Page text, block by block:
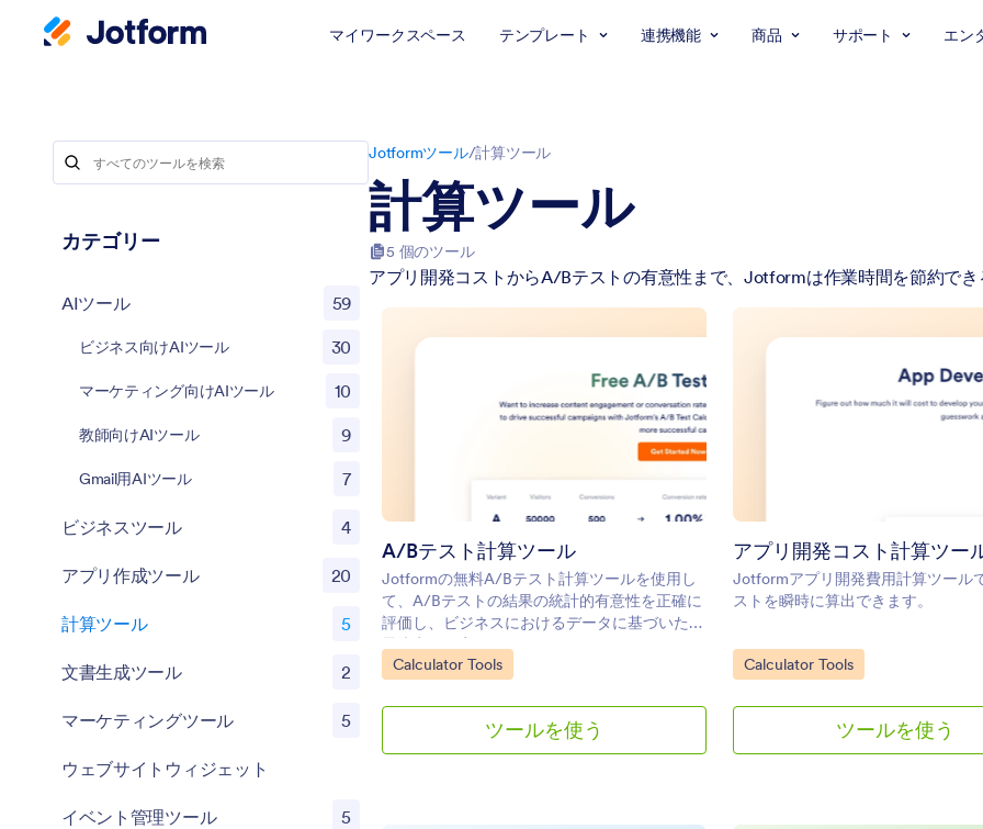
マイワークスペース テンプレート 連携機能 商品 サポート エン
カテゴリー
AIツール 59
ビジネス向けAIツール 30
マーケティング向けAIツール 10
教師向けAIツール 9
Gmail用AIツール 7
ビジネスツール 4
アプリ作成ツール 20
計算ツール 5
文書生成ツール 2
マーケティングツール 5
ウェブサイトウィジェット
イベント管理ツール 5
Jotformツール/計算ツール
計算ツール
5 個のツール
アプリ開発コストからA/Bテストの有意性まで、Jotformは作業時間を節約でき
A/Bテスト計算ツール
Jotformの無料A/Bテスト計算ツールを使用し
て、A/Bテストの結果の統計的有意性を正確に
評価し、ビジネスにおけるデータに基づいた意
思決定を確実に行いましょう。
Go to Category:
Calculator Tools
ツールを使う
アプリ開発コスト計算ツー
Jotformアプリ開発費用計算ツール
ストを瞬時に算出できます。
Go to Category:
Calculator Tools
ツールを使う